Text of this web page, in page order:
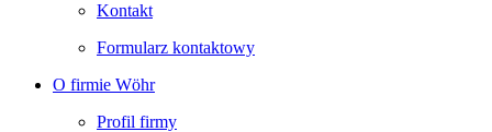
Kontakt
Formularz kontaktowy
O firmie Wöhr
Profil firmy